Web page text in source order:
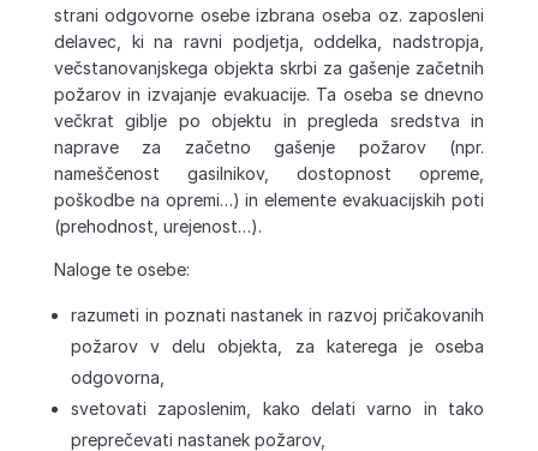
strani odgovorne osebe izbrana oseba oz. zaposleni
delavec, ki na ravni podjetja, oddelka, nadstropja,
večstanovanjskega objekta skrbi za gašenje začetnih
požarov in izvajanje evakuacije. Ta oseba se dnevno
večkrat giblje po objektu in pregleda sredstva in
naprave za začetno gašenje požarov (npr.
nameščenost gasilnikov, dostopnost opreme,
poškodbe na opremi…) in elemente evakuacijskih poti
(prehodnost, urejenost…).
Naloge te osebe:
razumeti in poznati nastanek in razvoj pričakovanih
požarov v delu objekta, za katerega je oseba
odgovorna,
svetovati zaposlenim, kako delati varno in tako
preprečevati nastanek požarov,